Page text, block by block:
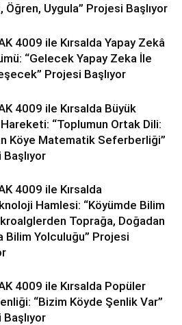
Öğren, Uygula” Projesi Başlıyor
4009 ile Kırsalda Yapay Zekâ
“Gelecek Yapay Zeka İle
Projesi Başlıyor
4009 ile Kırsalda Büyük
“Toplumun Ortak Dili:
Köye Matematik Seferberliği”
4009 ile Kırsalda
Hamlesi: “Köyümde Bilim
Toprağa, Doğadan
Bilim Yolculuğu” Projesi
4009 ile Kırsalda Popüler
“Bizim Köyde Şenlik Var”